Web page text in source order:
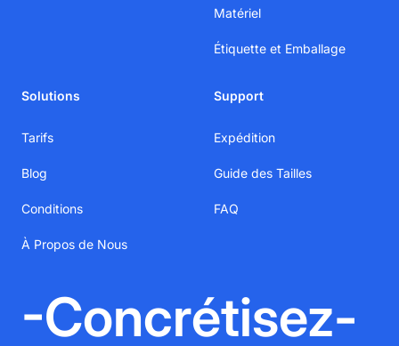
Matériel
Étiquette et Emballage
Solutions
Tarifs
Blog
Conditions
À Propos de Nous
Support
Expédition
Guide des Tailles
FAQ
-Concrétisez-